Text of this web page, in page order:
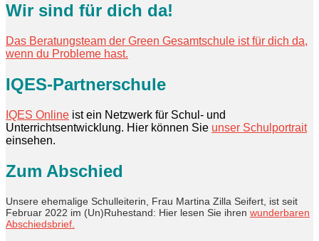
Wir sind für dich da!
Das Beratungsteam der Green Gesamtschule ist für dich da,
wenn du Probleme hast.
IQES-Partnerschule
IQES Online ist ein Netzwerk für Schul- und
Unterrichtsentwicklung. Hier können Sie unser Schulportrait
einsehen.
Zum Abschied
Unsere ehemalige Schulleiterin, Frau Martina Zilla Seifert, ist seit
Februar 2022 im (Un)Ruhestand: Hier lesen Sie ihren wunderbaren
Abschiedsbrief.